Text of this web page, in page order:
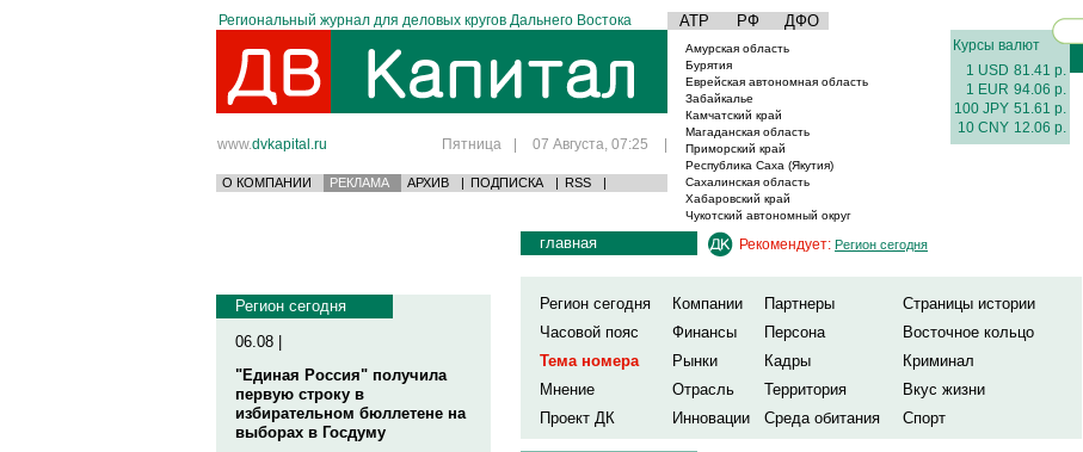
Региональный журнал для деловых кругов Дальнего Востока АТР РФ ДФО
www.dvkapital.ru Пятница | 07 Августа, 07:25 |
О КОМПАНИИ РЕКЛАМА АРХИВ | ПОДПИСКА | RSS |
Амурская область
Бурятия
Еврейская автономная область
Забайкалье
Камчатский край
Магаданская область
Приморский край
Республика Саха (Якутия)
Сахалинская область
Хабаровский край
Чукотский автономный округ
Курсы валют
1 USD 81.41 р.
1 EUR 94.06 р.
100 JPY 51.61 р.
10 CNY 12.06 р.
Регион сегодня
06.08 |
"Единая Россия" получила
первую строку в
избирательном бюллетене на
выборах в Госдуму
главная Рекомендует: Регион сегодня
Регион сегодня Компании Партнеры
Страницы истории
Часовой пояс
Финансы Персона
Восточное кольцо
Тема номера
Рынки Кадры
Криминал
Мнение
Отрасль Территория
Вкус жизни
Проект ДК
Инновации Среда обитания Спорт